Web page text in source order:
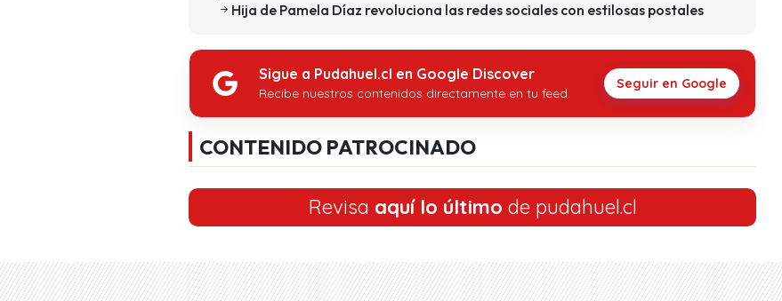
Hija de Pamela Díaz revoluciona las redes sociales con estilosas postales
Sigue a Pudahuel.cl en Google Discover
Recibe nuestros contenidos directamente en tu feed.
Seguir en Google
CONTENIDO PATROCINADO
Revisa aquí lo último de pudahuel.cl